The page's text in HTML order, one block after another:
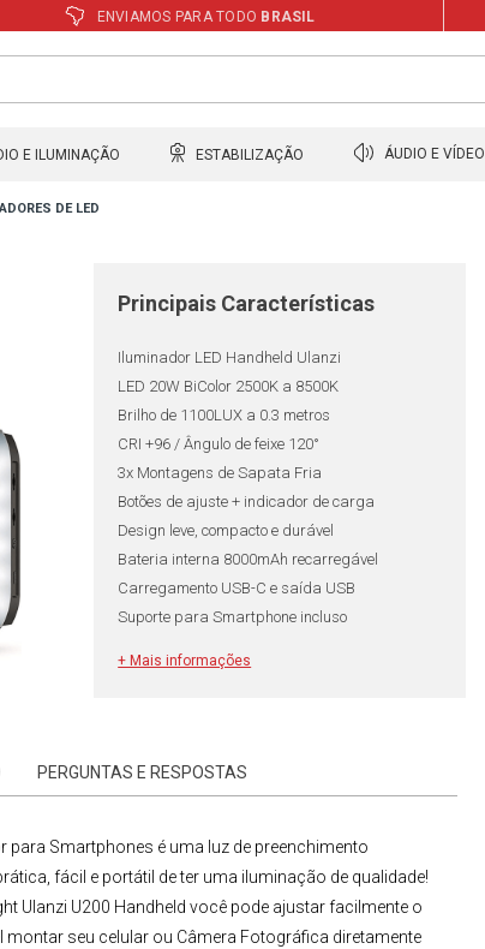
ENVIAMOS PARA TODO BRASIL
E ILUMINAÇÃO ESTABILIZAÇÃO ÁUDIO E VÍDEO
DE LED
Principais Características
Iluminador LED Handheld Ulanzi
LED 20W BiColor 2500K a 8500K
Brilho de 1100LUX a 0.3 metros
CRI +96 / Ângulo de feixe 120°
3x Montagens de Sapata Fria
Botões de ajuste + indicador de carga
Design leve, compacto e durável
Bateria interna 8000mAh recarregável
Carregamento USB-C e saída USB
Suporte para Smartphone incluso
+ Mais informações
PERGUNTAS E RESPOSTAS
para Smartphones é uma luz de preenchimento
fácil e portátil de ter uma iluminação de qualidade!
Ulanzi U200 Handheld você pode ajustar facilmente o
montar seu celular ou Câmera Fotográfica diretamente